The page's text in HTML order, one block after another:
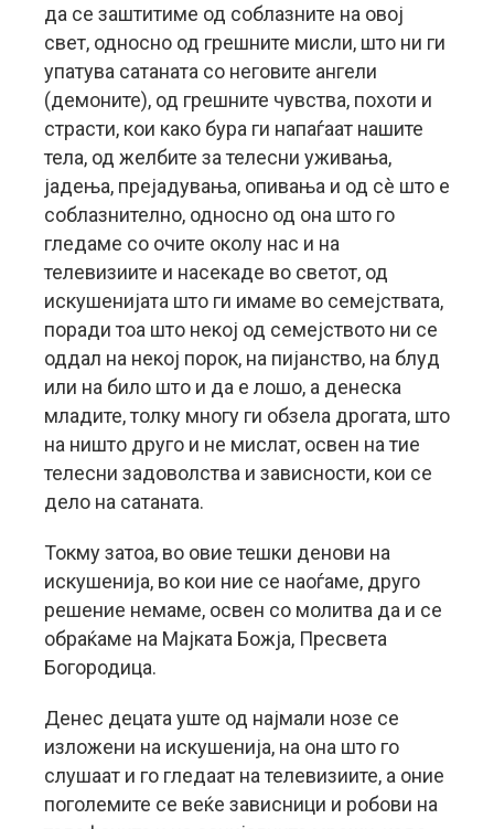
да се заштитиме од соблазните на овој
свет, односно од грешните мисли, што ни ги
упатува сатаната со неговите ангели
(демоните), од грешните чувства, похоти и
страсти, кои како бура ги напаѓаат нашите
тела, од желбите за телесни уживања,
јадења, прејадувања, опивања и од сè што е
соблазнително, односно од она што го
гледаме со очите околу нас и на
телевизиите и насекаде во светот, од
искушенијата што ги имаме во семејствата,
поради тоа што некој од семејството ни се
оддал на некој порок, на пијанство, на блуд
или на било што и да е лошо, а денеска
младите, толку многу ги обзела дрогата, што
на ништо друго и не мислат, освен на тие
телесни задоволства и зависности, кои се
дело на сатаната.
Токму затоа, во овие тешки денови на
искушенија, во кои ние се наоѓаме, друго
решение немаме, освен со молитва да и се
обраќаме на Мајката Божја, Пресвета
Богородица.
Денес децата уште од најмали нозе се
изложени на искушенија, на она што го
слушаат и го гледаат на телевизиите, а оние
поголемите се веќе зависници и робови на